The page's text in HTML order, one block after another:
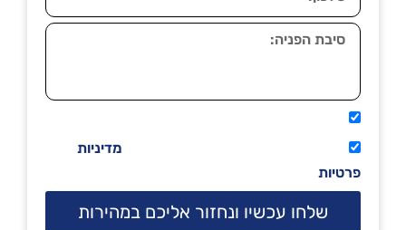
מדיניות
פרטיות
שלחו עכשיו ונחזור אליכם במהירות